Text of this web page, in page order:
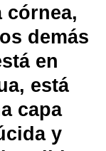
córnea,
demás
en
está
capa
y